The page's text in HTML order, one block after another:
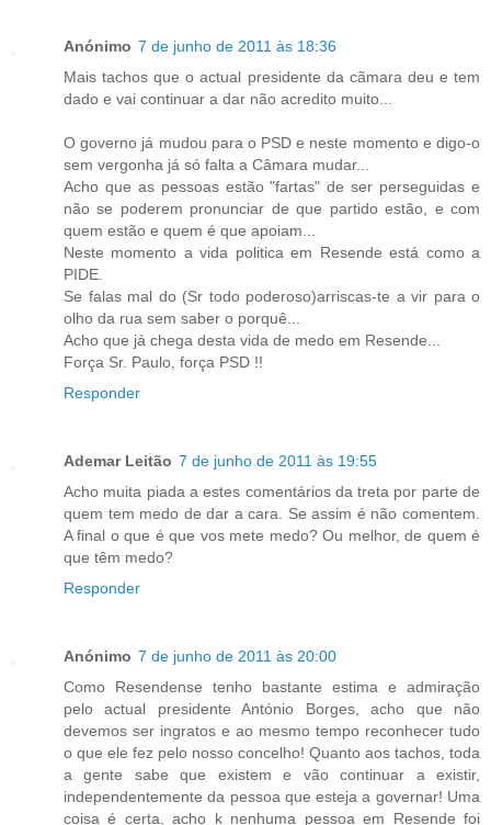
Anónimo 7 de junho de 2011 às 18:36
Mais tachos que o actual presidente da cãmara deu e tem
dado e vai continuar a dar não acredito muito...
O governo já mudou para o PSD e neste momento e digo-o
sem vergonha já só falta a Câmara mudar...
Acho que as pessoas estão "fartas" de ser perseguidas e
não se poderem pronunciar de que partido estão, e com
quem estão e quem é que apoiam...
Neste momento a vida politica em Resende está como a
PIDE.
Se falas mal do (Sr todo poderoso)arriscas-te a vir para o
olho da rua sem saber o porquê...
Acho que já chega desta vida de medo em Resende...
Força Sr. Paulo, força PSD !!
Responder
Ademar Leitão 7 de junho de 2011 às 19:55
Acho muita piada a estes comentários da treta por parte de
quem tem medo de dar a cara. Se assim é não comentem.
A final o que é que vos mete medo? Ou melhor, de quem é
que têm medo?
Responder
Anónimo 7 de junho de 2011 às 20:00
Como Resendense tenho bastante estima e admiração
pelo actual presidente António Borges, acho que não
devemos ser ingratos e ao mesmo tempo reconhecer tudo
o que ele fez pelo nosso concelho! Quanto aos tachos, toda
a gente sabe que existem e vão continuar a existir,
independentemente da pessoa que esteja a governar! Uma
coisa é certa, acho k nenhuma pessoa em Resende foi